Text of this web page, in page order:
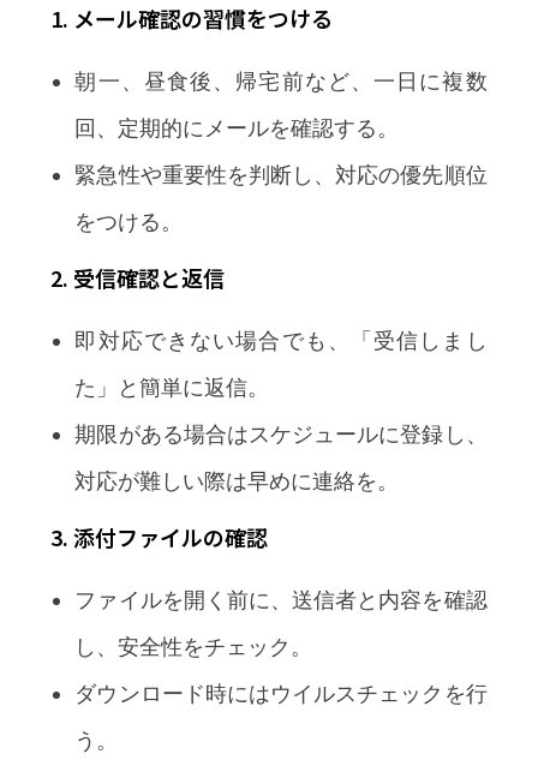
1. メール確認の習慣をつける
朝一、昼食後、帰宅前など、一日に複数
回、定期的にメールを確認する。
緊急性や重要性を判断し、対応の優先順位
をつける。
2. 受信確認と返信
即対応できない場合でも、「受信しまし
た」と簡単に返信。
期限がある場合はスケジュールに登録し、
対応が難しい際は早めに連絡を。
3. 添付ファイルの確認
ファイルを開く前に、送信者と内容を確認
し、安全性をチェック。
ダウンロード時にはウイルスチェックを行
う。